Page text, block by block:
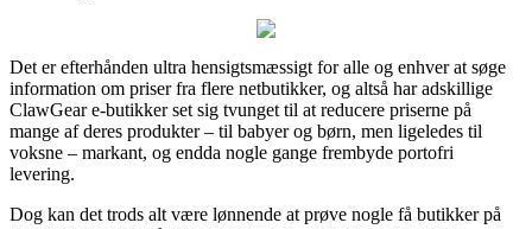
Det er efterhånden ultra hensigtsmæssigt for alle og enhver at søge
information om priser fra flere netbutikker, og altså har adskillige
ClawGear e-butikker set sig tvunget til at reducere priserne på
mange af deres produkter – til babyer og børn, men ligeledes til
voksne – markant, og endda nogle gange frembyde portofri
levering.
Dog kan det trods alt være lønnende at prøve nogle få butikker på